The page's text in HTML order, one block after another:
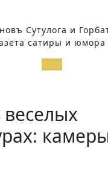
Сутулога и
сатиры и юмора